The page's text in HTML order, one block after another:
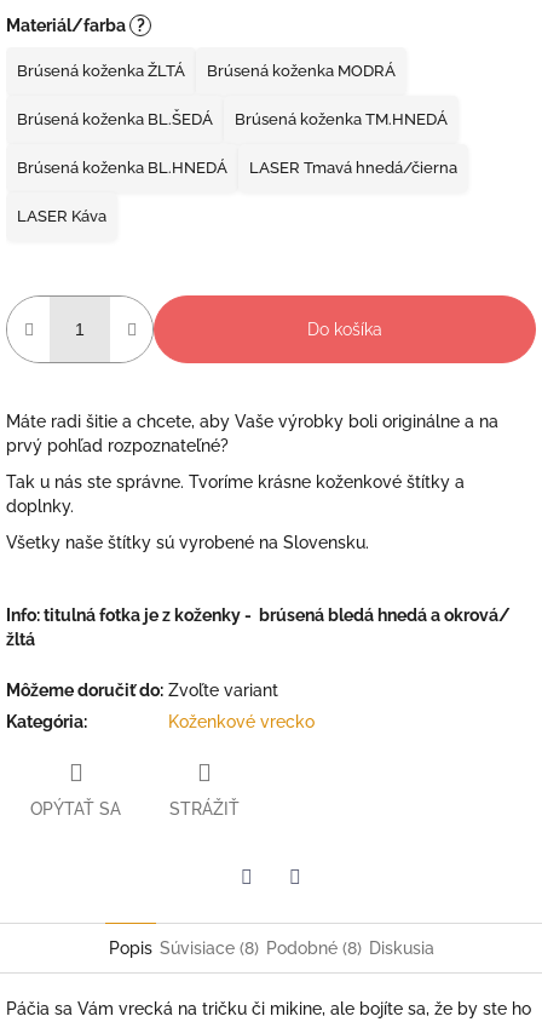
Materiál/farba ?
Brúsená koženka ŽLTÁ Brúsená koženka MODRÁ
Brúsená koženka BL.ŠEDÁ Brúsená koženka TM.HNEDÁ
Brúsená koženka BL.HNEDÁ LASER Tmavá hnedá/čierna
LASER Káva
Do košíka
Máte radi šitie a chcete, aby Vaše výrobky boli originálne a na
prvý pohľad rozpoznateľné?
Tak u nás ste správne. Tvoríme krásne koženkové štítky a
doplnky.
Všetky naše štítky sú vyrobené na Slovensku.
Info: titulná fotka je z koženky - brúsená bledá hnedá a okrová/
žltá
Môžeme doručiť do: Zvoľte variant
Kategória: Koženkové vrecko
OPÝTAŤ SA STRÁŽIŤ
Popis Súvisiace (8) Podobné (8) Diskusia
Páčia sa Vám vrecká na tričku či mikine, ale bojíte sa, že by ste ho